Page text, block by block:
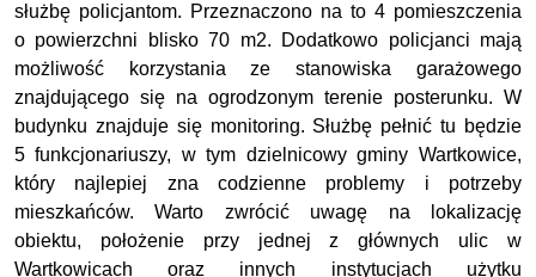
służbę policjantom. Przeznaczono na to 4 pomieszczenia
o powierzchni blisko 70 m2. Dodatkowo policjanci mają
możliwość korzystania ze stanowiska garażowego
znajdującego się na ogrodzonym terenie posterunku. W
budynku znajduje się monitoring. Służbę pełnić tu będzie
5 funkcjonariuszy, w tym dzielnicowy gminy Wartkowice,
który najlepiej zna codzienne problemy i potrzeby
mieszkańców. Warto zwrócić uwagę na lokalizację
obiektu, położenie przy jednej z głównych ulic w
Wartkowicach oraz innych instytucjach użytku